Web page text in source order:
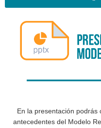
En la presentación
antecedentes del Modelo